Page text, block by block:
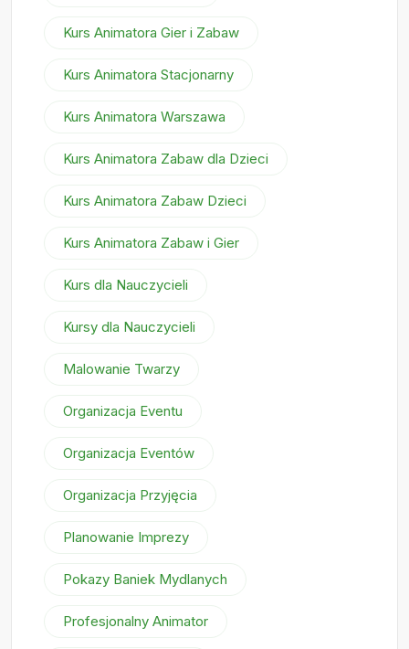
Kurs Animatora Gier i Zabaw
Kurs Animatora Stacjonarny
Kurs Animatora Warszawa
Kurs Animatora Zabaw dla Dzieci
Kurs Animatora Zabaw Dzieci
Kurs Animatora Zabaw i Gier
Kurs dla Nauczycieli
Kursy dla Nauczycieli
Malowanie Twarzy
Organizacja Eventu
Organizacja Eventów
Organizacja Przyjęcia
Planowanie Imprezy
Pokazy Baniek Mydlanych
Profesjonalny Animator